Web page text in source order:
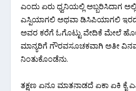
ಎಂದು ಏರು ಧ್ವನಿಯಲ್ಲಿ ಅಬ್ಬರಿಸಿದಾಗ
ಎಸ್ಪಿಯಾಗಲಿ ಅಥವಾ ಡಿಸಿಪಿಯಾಗಲಿ ಇರದೇ
ಅವರ ಕರೆಗೆ ಓಗೊಟ್ಟು ವೇದಿಕೆ ಮೇಲೆ
ಮಾನ್ಯರಿಗೆ ಗೌರವಸೂಚಕವಾಗಿ ಅತೀ
ನಿಂತುಕೊಂಡೆನು.
ತಕ್ಷಣ ಏನೂ ಮಾತನಾಡದೆ ಏಕಾ ಏಕಿ ಕೈ